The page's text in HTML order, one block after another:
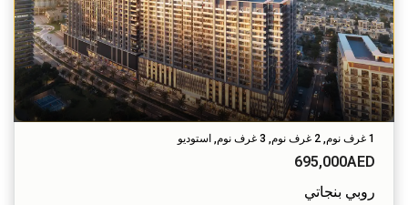
1 غرف نوم, 2 غرف نوم, 3 غرف نوم, استوديو
695,000AED
روبي بنجاتي